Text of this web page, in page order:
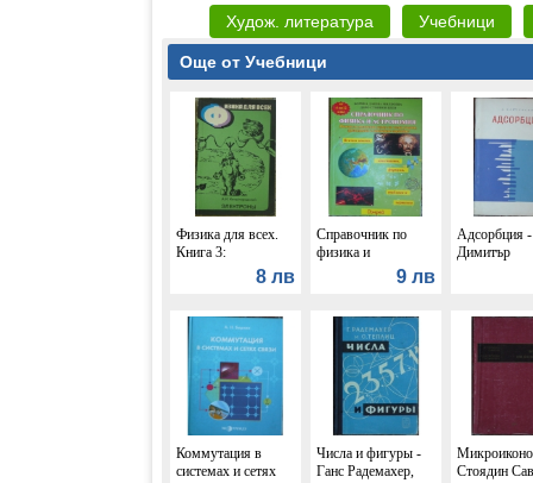
Худож. литература Учебници
Още от Учебници
Физика для всех.
Книга 3:
Электроны - А. И.
Китайгородский
8 лв
Справочник по
физика и
Боряна Дачева
Стоянов Беев
9 лв
Адсорбция -
Димитър
Коммутация в
системах и сетях
Числа и фигуры -
Ганс Радемахер,
Стоядин